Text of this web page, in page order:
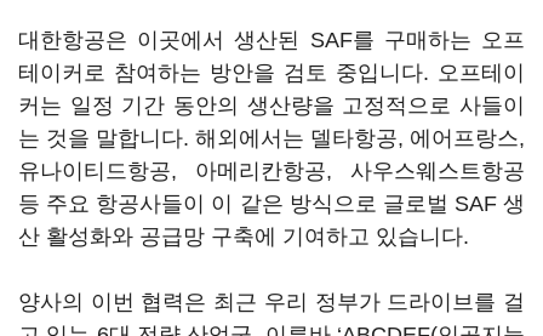
대한항공은 이곳에서 생산된 SAF를 구매하는 오프
테이커로 참여하는 방안을 검토 중입니다. 오프테이
커는 일정 기간 동안의 생산량을 고정적으로 사들이
는 것을 말합니다. 해외에서는 델타항공, 에어프랑스,
유나이티드항공, 아메리칸항공, 사우스웨스트항공
등 주요 항공사들이 이 같은 방식으로 글로벌 SAF 생
산 활성화와 공급망 구축에 기여하고 있습니다.
양사의 이번 협력은 최근 우리 정부가 드라이브를 걸